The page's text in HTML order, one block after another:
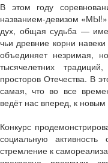
В этом году
названием-девизом
дух, общая судьба —
чьи древние корни
объединяет незримая,
тысячелетних
просторов Отечества. В
самая, что во все
ведёт нас вперед, к
Конкурс
социальную
стремление к